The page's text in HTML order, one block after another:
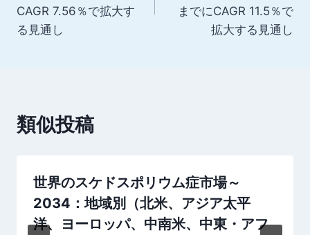
ナ
ビ
シ
ン
CAGR 7.56％で拡大す
る見通し
までにCAGR 11.5％で
拡大する見通し
類似投稿
世界のスケドスポリウム症市場～
2034：地域別（北米、アジア太平
洋、ヨーロッパ、中南米、中東・アフ